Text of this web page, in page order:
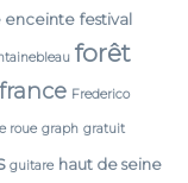
enceinte festival
forêt
france Frederico
roue graph gratuit
guitare haut de seine